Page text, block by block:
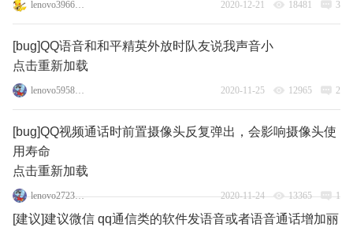
lenovo3966401 2020-12-21 18481 3
[bug]QQ语音和和平精英外放时队友说我声音小
点击重新加载
lenovo59587215 2020-11-25 12965 2
[bug]QQ视频通话时前置摄像头反复弹出，会影响摄像头使
用寿命
点击重新加载
lenovo27239652 2020-11-24 13365 1
[建议]建议微信 qq通信类的软件发语音或者语音通话增加丽